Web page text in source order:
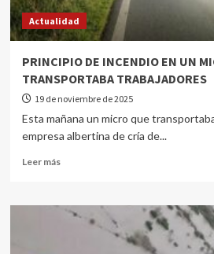
Actualidad
PRINCIPIO DE INCENDIO EN UN
TRANSPORTABA TRABAJADORES
19 de noviembre de 2025
Esta mañana un micro que
empresa albertina de cría de...
Leer más